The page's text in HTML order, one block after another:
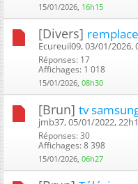
15/01/2026, 16h15
[Divers]
Ecureuil09, 03/01/2026,
Réponses: 17
Affichages: 1 018
15/01/2026, 08h30
[Brun] tv
jmb37, 05/01/2022,
Réponses: 30
Affichages: 8 398
15/01/2026, 06h27